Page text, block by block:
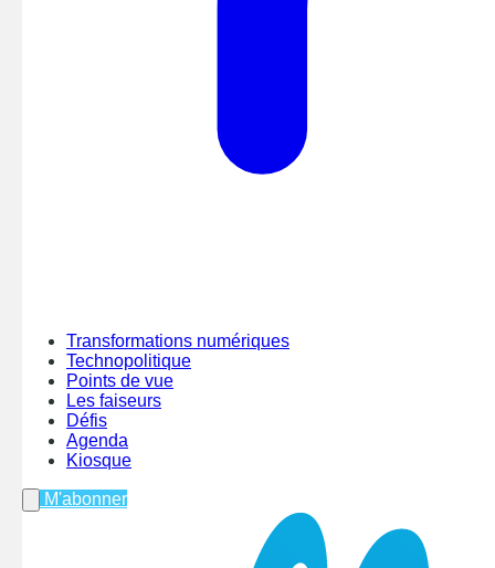
Transformations numériques
Technopolitique
Points de vue
Les faiseurs
Défis
Agenda
Kiosque
M'abonner